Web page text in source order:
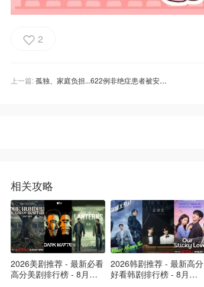
2
上一篇:孤独、家庭负担...622例非绝症患者被安乐死！“自杀”被医疗化，加拿大制度引争议！
相关攻略
2026美剧推荐 - 最新必看
高分美剧排行榜 - 8月最
2026韩剧推荐 - 最新高分
好看韩剧排行榜 - 8月最